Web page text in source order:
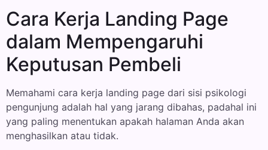
Cara Kerja Landing Page
dalam Mempengaruhi
Keputusan Pembeli
Memahami cara kerja landing page dari sisi psikologi
pengunjung adalah hal yang jarang dibahas, padahal ini
yang paling menentukan apakah halaman Anda akan
menghasilkan atau tidak.